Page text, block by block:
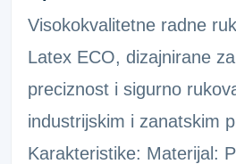
Visokokvalitetne radne
Latex ECO, dizajnirane
preciznost i sigurno
industrijskim i zanatskim
Karakteristike: Materijal: